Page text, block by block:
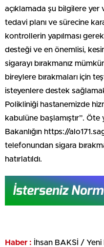
açıklamada şu bilgilere yer
tedavi planı ve sürecine
kontrollerin yapılması
desteği ve en önemlisi,
sigarayı bırakmanız
bireylere bırakmaları için
isteyenlere destek
Polikliniği hastanemizde
kabulüne başlamıştır”.
Bakanlığın https://
telefonundan sigara
hatırlatıldı.
Haber : İhsan BAKSİ /